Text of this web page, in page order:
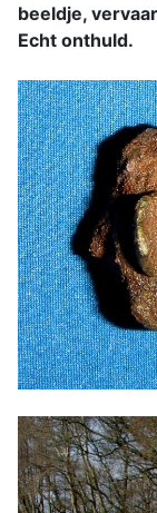
beeldje,
Echt onthuld.